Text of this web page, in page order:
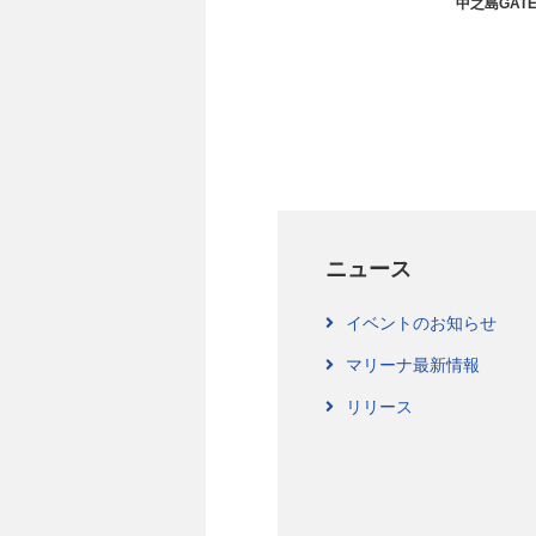
ニュース
イベントのお知らせ
マリーナ最新情報
リリース